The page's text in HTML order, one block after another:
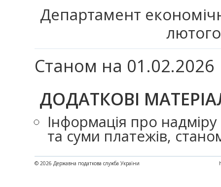
Департамент
Станом на 01.02.2026
ДОДАТКОВІ
Інформація про
та суми платежів,
© 2026 Державна податкова служба України